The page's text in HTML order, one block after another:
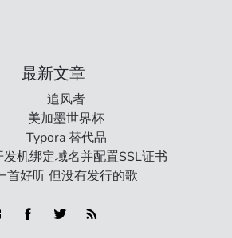
最新文章
追风者
美加墨世界杯
Typora 替代品
机绑定域名并配置SSL证书
首好听 但没有发行的歌